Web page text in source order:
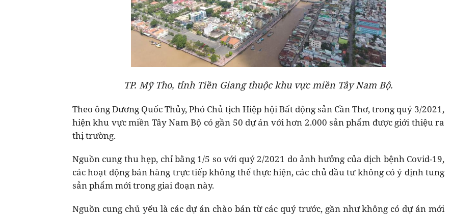
TP. Mỹ Tho, tỉnh Tiền Giang thuộc khu vực miền Tây Nam Bộ.
Theo ông Dương Quốc Thủy, Phó Chủ tịch Hiệp hội Bất động sản Cần Thơ, trong quý 3/2021,
hiện khu vực miền Tây Nam Bộ có gần 50 dự án với hơn 2.000 sản phẩm được giới thiệu ra
thị trường.
Nguồn cung thu hẹp, chỉ bằng 1/5 so với quý 2/2021 do ảnh hưởng của dịch bệnh Covid-19,
các hoạt động bán hàng trực tiếp không thể thực hiện, các chủ đầu tư không có ý định tung
sản phẩm mới trong giai đoạn này.
Nguồn cung chủ yếu là các dự án chào bán từ các quý trước, gần như không có dự án mới